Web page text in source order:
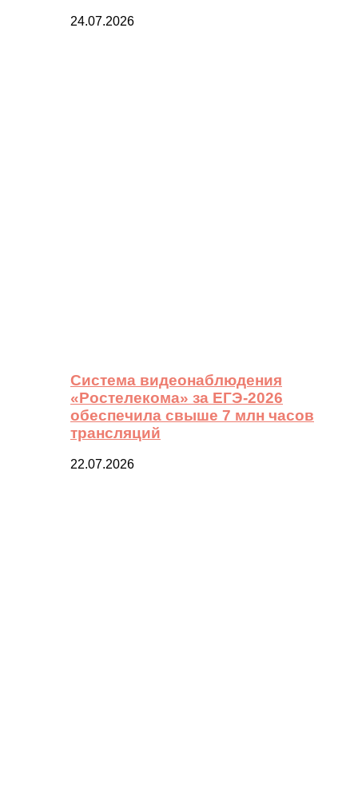
24.07.2026
Система видеонаблюдения
«Ростелекома» за ЕГЭ-2026
обеспечила свыше 7 млн часов
трансляций
22.07.2026